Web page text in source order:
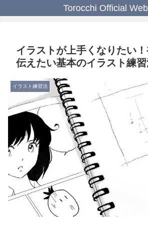
Torocchi Official
イラストが上手くなりたい
伝えたい基本のイラスト練習
イラスト練習法